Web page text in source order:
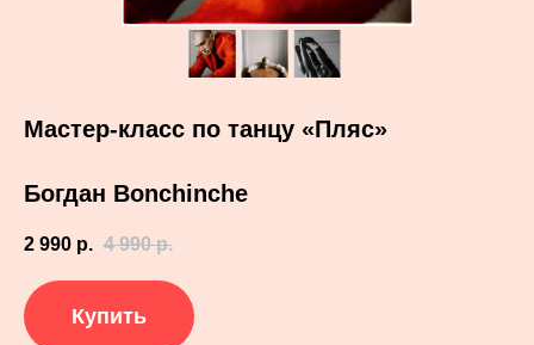
Мастер-класс по танцу «Пляс»
Богдан Bonchinche
2 990 р. 4 990 р.
Купить